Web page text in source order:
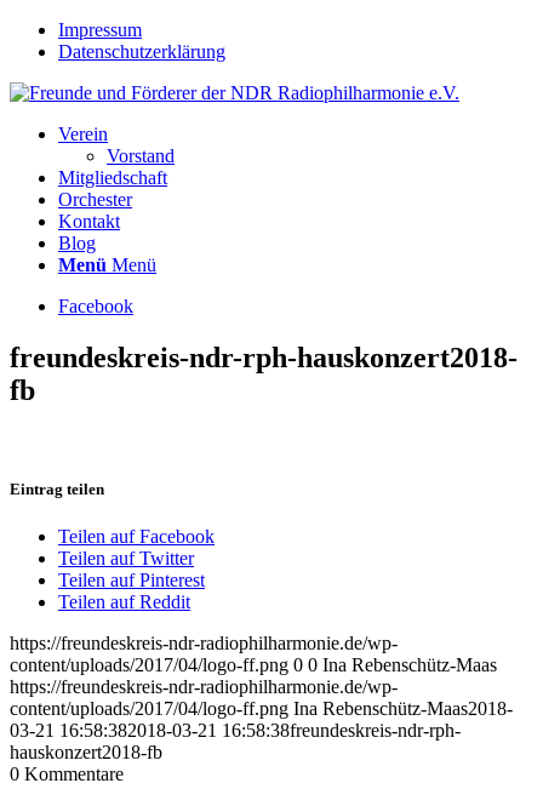
Impressum
Datenschutzerklärung
Verein
Vorstand
Mitgliedschaft
Orchester
Kontakt
Blog
Menü Menü
Facebook
freundeskreis-ndr-rph-hauskonzert2018-
fb
Eintrag teilen
Teilen auf Facebook
Teilen auf Twitter
Teilen auf Pinterest
Teilen auf Reddit
https://freundeskreis-ndr-radiophilharmonie.de/wp-
content/uploads/2017/04/logo-ff.png 0 0 Ina Rebenschütz-Maas
https://freundeskreis-ndr-radiophilharmonie.de/wp-
content/uploads/2017/04/logo-ff.png Ina Rebenschütz-Maas2018-
03-21 16:58:382018-03-21 16:58:38freundeskreis-ndr-rph-
hauskonzert2018-fb
0 Kommentare